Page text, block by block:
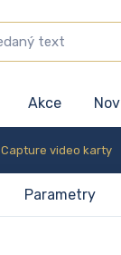
Akce
Capture video karty
Parametry